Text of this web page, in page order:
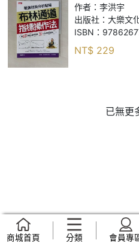
用230張圖抄底
宇
作者： 李洪宇
出版社： 大樂文
ISBN：
NT$ 229
已無更
商城首頁 分類 會員專